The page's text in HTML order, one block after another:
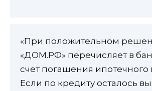
«При положительном
«ДОМ.РФ» перечисляет в
счет погашения ипотечного
Если по кредиту осталось